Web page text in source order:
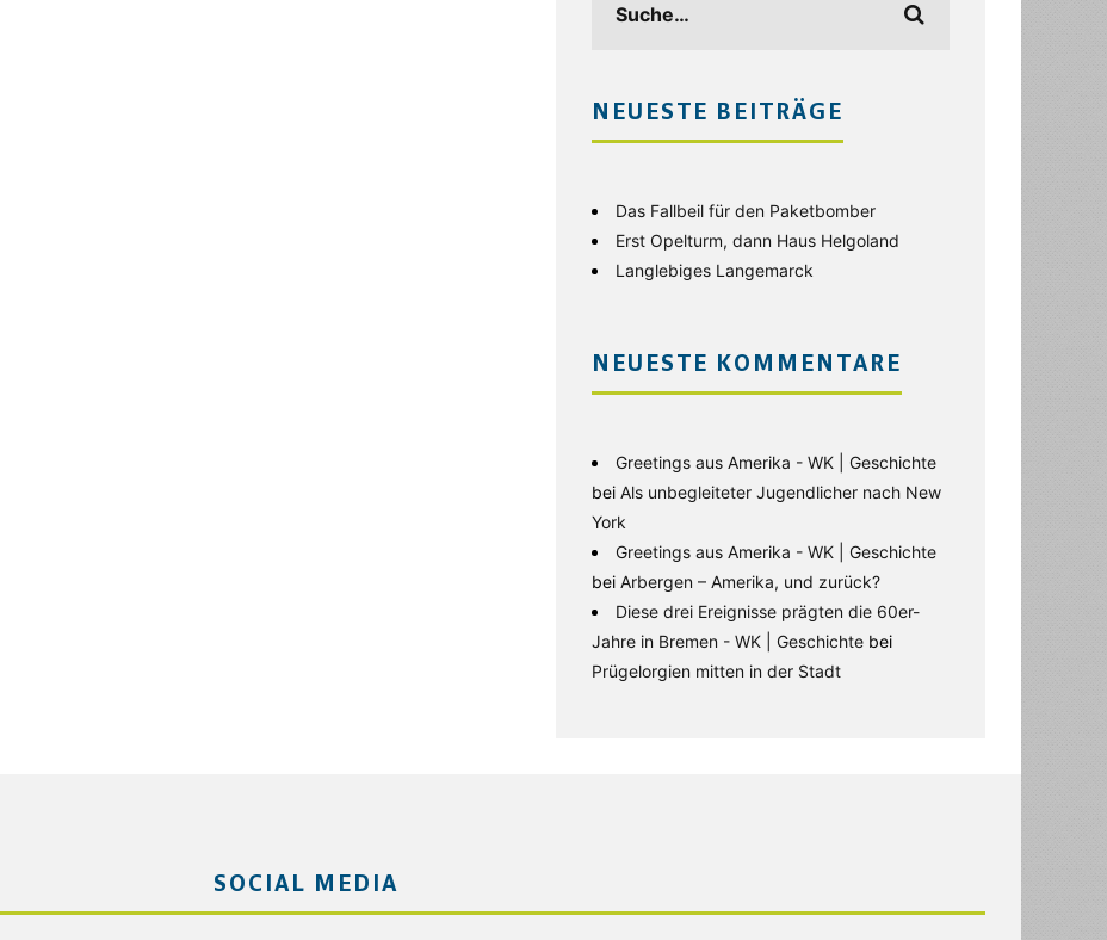
NEUESTE BEITRÄGE
Das Fallbeil für den Paketbomber
Erst Opelturm, dann Haus Helgoland
Langlebiges Langemarck
NEUESTE KOMMENTARE
Greetings aus Amerika - WK | Geschichte
bei Als unbegleiteter Jugendlicher nach New
York
Greetings aus Amerika - WK | Geschichte
bei Arbergen – Amerika, und zurück?
Diese drei Ereignisse prägten die 60er-
Jahre in Bremen - WK | Geschichte bei
Prügelorgien mitten in der Stadt
SOCIAL MEDIA